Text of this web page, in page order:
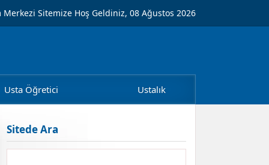
Merkezi Sitemize Hoş Geldiniz, 08 Ağustos 2026
Usta Öğretici Ustalık
Sitede Ara